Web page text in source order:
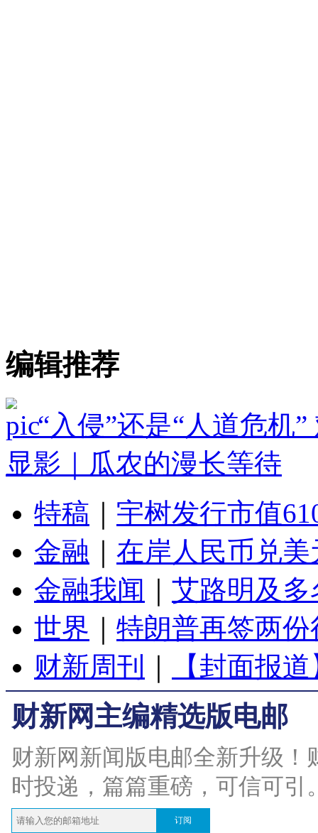
编辑推荐
“入侵”还是“人道危机
显影｜瓜农的漫长等待
特稿
宇树发行市值
金融
在岸人民币兑
金融我闻
艾路明及
世界
特朗普再签两
财新周刊
【封面报
财新网主编精选版电邮
财新网新闻版电邮全新升级
时投递，篇篇重磅，可信可引
订阅